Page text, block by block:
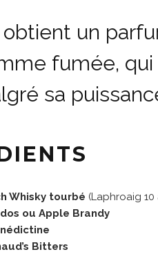
obtient un
fumée,
sa
Whisky tourbé (Laphroaig
ou Apple Brandy
Bitters